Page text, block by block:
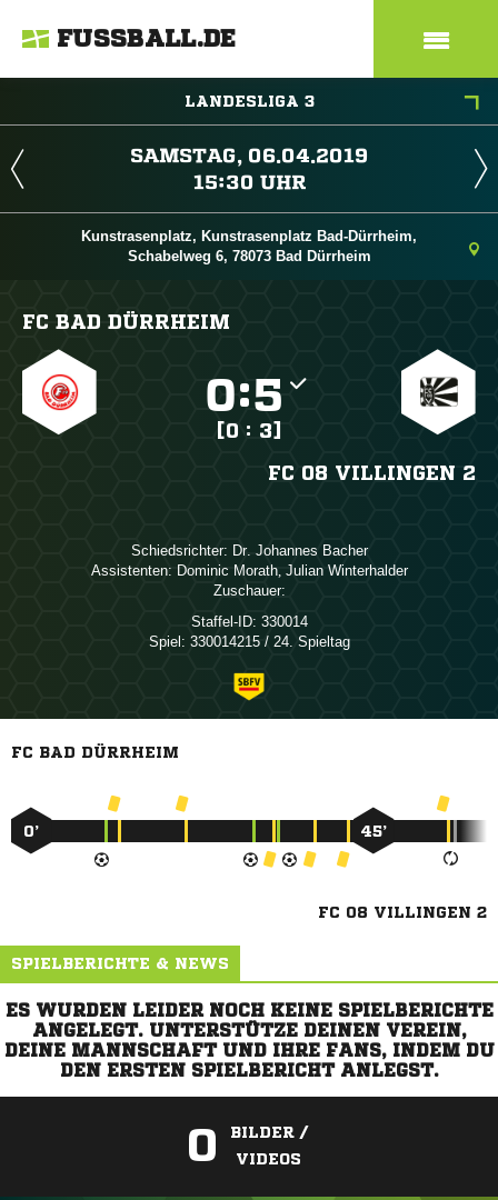
FUSSBALL.DE
LANDESLIGA 3
 
 
Kunstrasenplatz, Kunstrasenplatz Bad-Dürrheim,
Schabelweg 6, 78073 Bad Dürrheim
FC BAD DÜRRHEIM
:
[0 : 3]
FC 08 VILLINGEN 2
Schiedsrichter:   
Assistenten:  ,  
Zuschauer:
Staffel-ID: 330014
Spiel: 330014215 / 24. Spieltag
FC BAD DÜRRHEIM
0’ 45’
FC 08 VILLINGEN 2
SPIELBERICHTE & NEWS
ES WURDEN LEIDER NOCH KEINE SPIELBERICHTE
ANGELEGT. UNTERSTÜTZE DEINEN VEREIN,
DEINE MANNSCHAFT UND IHRE FANS, INDEM DU
DEN ERSTEN SPIELBERICHT ANLEGST.
0
BILDER /
VIDEOS